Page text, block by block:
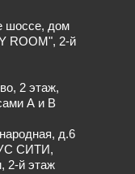
шоссе, дом
ROOM", 2-й
2 этаж,
А и В
д.6
СИТИ,
2-й этаж